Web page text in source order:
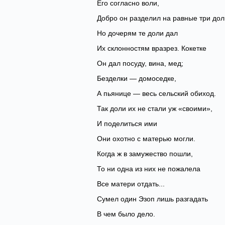
Его согласно воли,
Добро он разделил на равные три
Но дочерям те доли дал
Их склонностям вразрез. Кокетке
Он дал посуду, вина, мед;
Безделки — домоседке,
А пьянице — весь сельский обиход.
Так доли их не стали уж «своими»,
И поделиться ими
Они охотно с матерью могли.
Когда ж в замужество пошли,
То ни одна из них не пожалела
Все матери отдать...
Сумел один Эзоп лишь разгадать
В чем было дело.